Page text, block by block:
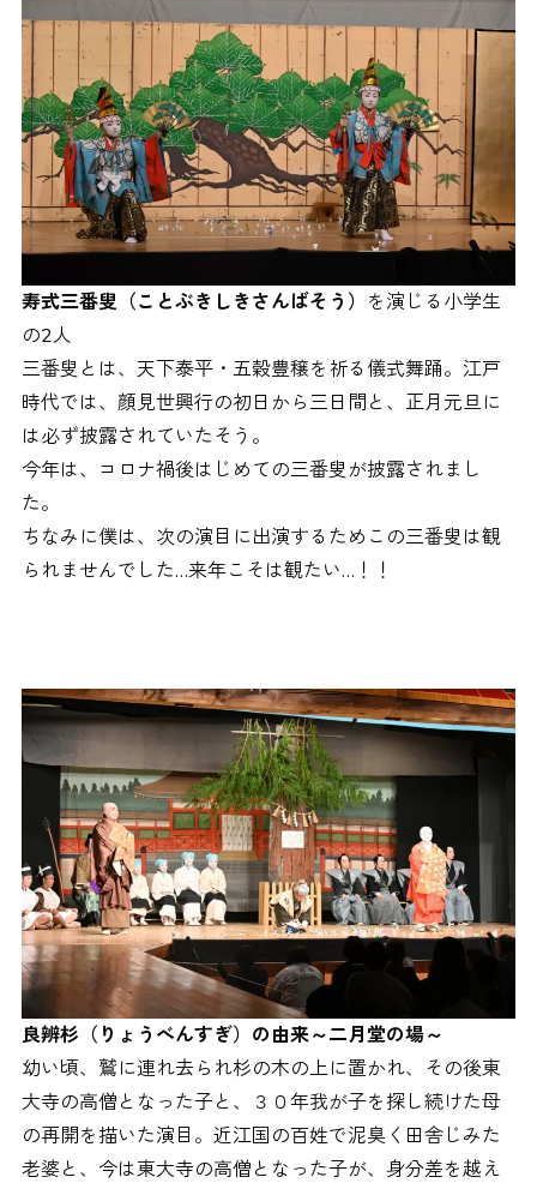
寿式三番叟（ことぶきしきさんばそう） を演じる小学生
の2人
三番叟とは、天下泰平・五穀豊穣を祈る儀式舞踊。江戸
時代では、顔見世興行の初日から三日間と、正月元旦に
は必ず披露されていたそう。
今年は、コロナ禍後はじめての三番叟が披露されまし
た。
ちなみに僕は、次の演目に出演するためこの三番叟は観
られませんでした…来年こそは観たい…！！
良辨杉（りょうべんすぎ）の由来～二月堂の場～
幼い頃、鷲に連れ去られ杉の木の上に置かれ、その後東
大寺の高僧となった子と、３０年我が子を探し続けた母
の再開を描いた演目。近江国の百姓で泥臭く田舎じみた
老婆と、今は東大寺の高僧となった子が、身分差を越え